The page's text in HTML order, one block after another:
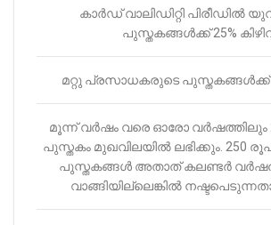
കാർഡ് വാലിഡിറ്റി പിരീഡിൽ
പുസ്തകങ്ങൾക്ക് 25%
മറ്റു പ്രസാധകരുടെ പുസ്തകങ്ങൾക്ക്
മൂന്ന് വർഷം വരെ ഓരോ വർഷത്തിലും
പുസ്തകം മുഖവിലയിൽ ലഭിക്കും. 250
പുസ്തകങ്ങൾ അതാത് കലണ്ടർ
വാങ്ങിയില്ലെങ്കിൽ